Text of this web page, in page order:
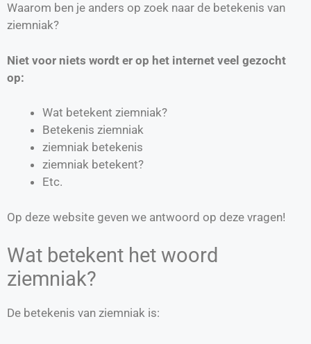
Waarom ben je anders op zoek naar de betekenis van
ziemniak?
Niet voor niets wordt er op het internet veel gezocht
op:
Wat betekent ziemniak?
Betekenis ziemniak
ziemniak betekenis
ziemniak betekent?
Etc.
Op deze website geven we antwoord op deze vragen!
Wat betekent het woord
ziemniak?
De betekenis van ziemniak is: